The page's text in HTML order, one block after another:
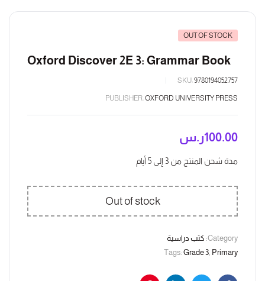
OUT OF STOCK
Oxford Discover 2E 3: Grammar Book
SKU:9780194052757
PUBLISHER:OXFORD UNIVERSITY PRESS
ر.س100.00
مدة شحن المنتج من 3 إلى 5 أيام
Out of stock
Category: كتب دراسية
Tags: Grade 3, Primary